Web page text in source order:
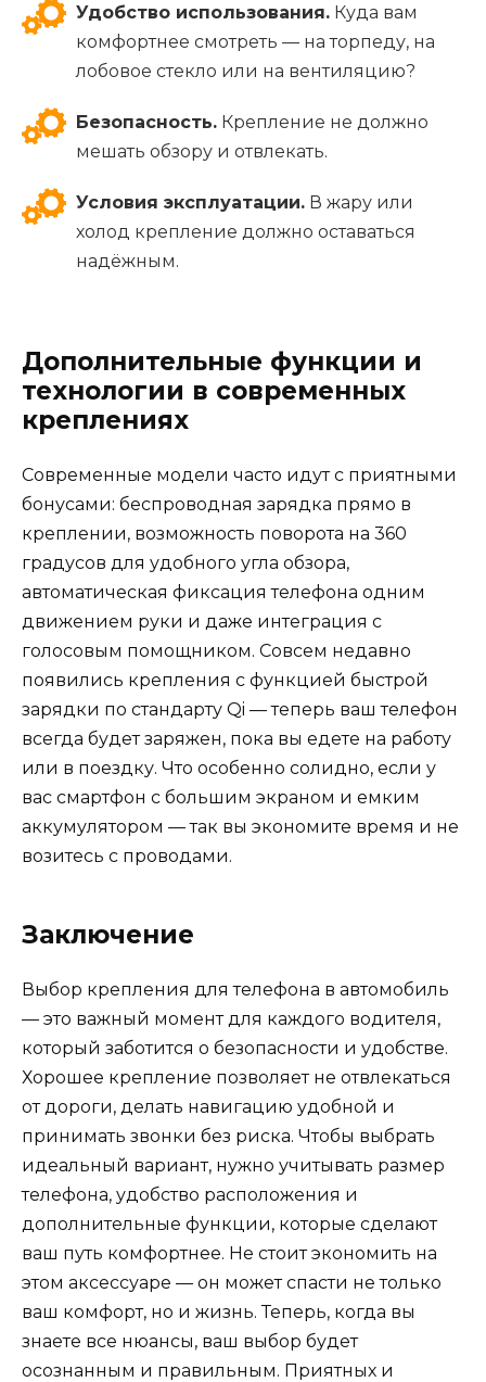
Удобство использования. Куда вам
комфортнее смотреть — на торпеду, на
лобовое стекло или на вентиляцию?
Безопасность. Крепление не должно
мешать обзору и отвлекать.
Условия эксплуатации. В жару или
холод крепление должно оставаться
надёжным.
Дополнительные функции и
технологии в современных
креплениях
Современные модели часто идут с приятными
бонусами: беспроводная зарядка прямо в
креплении, возможность поворота на 360
градусов для удобного угла обзора,
автоматическая фиксация телефона одним
движением руки и даже интеграция с
голосовым помощником. Совсем недавно
появились крепления с функцией быстрой
зарядки по стандарту Qi — теперь ваш телефон
всегда будет заряжен, пока вы едете на работу
или в поездку. Что особенно солидно, если у
вас смартфон с большим экраном и емким
аккумулятором — так вы экономите время и не
возитесь с проводами.
Заключение
Выбор крепления для телефона в автомобиль
— это важный момент для каждого водителя,
который заботится о безопасности и удобстве.
Хорошее крепление позволяет не отвлекаться
от дороги, делать навигацию удобной и
принимать звонки без риска. Чтобы выбрать
идеальный вариант, нужно учитывать размер
телефона, удобство расположения и
дополнительные функции, которые сделают
ваш путь комфортнее. Не стоит экономить на
этом аксессуаре — он может спасти не только
ваш комфорт, но и жизнь. Теперь, когда вы
знаете все нюансы, ваш выбор будет
осознанным и правильным. Приятных и